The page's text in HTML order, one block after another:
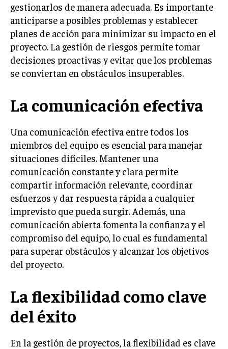
EMPRENDIMIENTO
INNOVACIÓN EMPRESARIAL
GESTIÓN DEL CAMBIO
HABILIDADES DIRECTIVAS
PLANIFICACIÓN EMPRESARIAL
FINANZAS
FINANZAS Y CONTABILIDAD
GESTIÓN DE RECURSOS FINANCIEROS
INVERSIONES Y MERCADOS FINANCIEROS
CONTABILIDAD EMPRESARIAL
ECONOMÍA EMPRESARIAL
INTERNACIONAL
NEGOCIOS INTERNACIONALES
EXPANSIÓN GLOBAL
IMPORTACIÓN Y EXPORTACIÓN
gestionarlos de manera adecuada. Es importante
anticiparse a posibles problemas y establecer
planes de acción para minimizar su impacto en el
proyecto. La gestión de riesgos permite tomar
decisiones proactivas y evitar que los problemas
se conviertan en obstáculos insuperables.
La comunicación efectiva
Una comunicación efectiva entre todos los
miembros del equipo es esencial para manejar
situaciones difíciles. Mantener una
comunicación constante y clara permite
compartir información relevante, coordinar
esfuerzos y dar respuesta rápida a cualquier
imprevisto que pueda surgir. Además, una
comunicación abierta fomenta la confianza y el
compromiso del equipo, lo cual es fundamental
para superar obstáculos y alcanzar los objetivos
del proyecto.
La flexibilidad como clave
del éxito
En la gestión de proyectos, la flexibilidad es clave